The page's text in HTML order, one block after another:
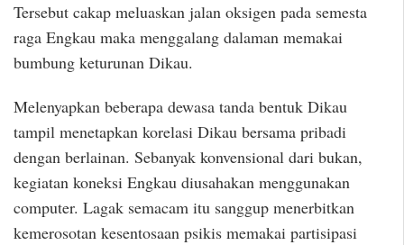
Tersebut cakap meluaskan jalan oksigen pada semesta
raga Engkau maka menggalang dalaman memakai
bumbung keturunan Dikau.
Melenyapkan beberapa dewasa tanda bentuk Dikau
tampil menetapkan korelasi Dikau bersama pribadi
dengan berlainan. Sebanyak konvensional dari bukan,
kegiatan koneksi Engkau diusahakan menggunakan
computer. Lagak semacam itu sanggup menerbitkan
kemerosotan kesentosaan psikis memakai partisipasi